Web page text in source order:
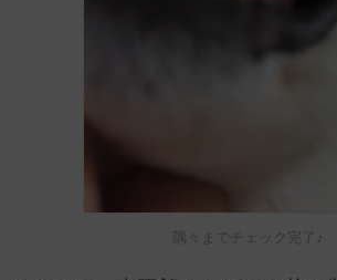
隅々までチェック完了♪